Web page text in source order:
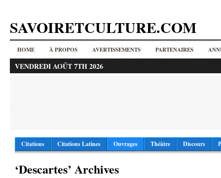
SAVOIRETCULTURE.COM
HOME À PROPOS AVERTISSEMENTS PARTENAIRES
VENDREDI AOÛT 7TH 2026
Citations Citations Latines Ouvrages Théâtre Discours
‘Descartes’ Archives